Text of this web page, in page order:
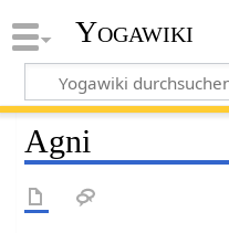
Yogawiki
Agni